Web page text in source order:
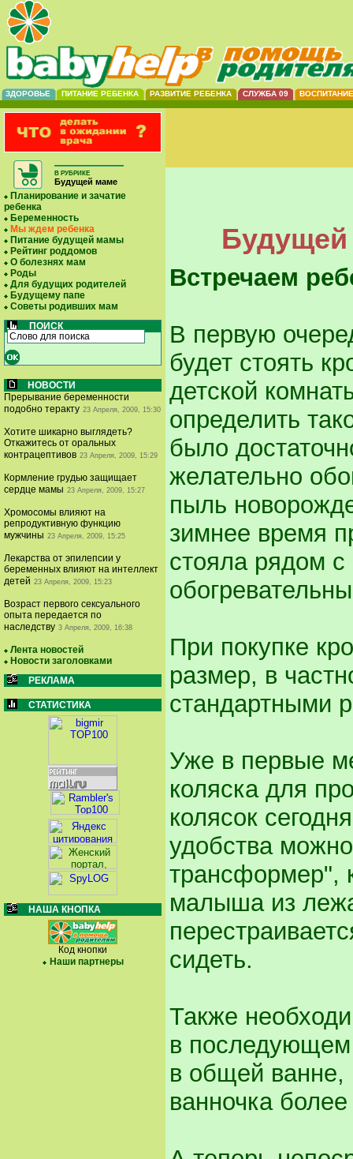
ЗДОРОВЬЕ ПИТАНИЕ РЕБЕНКА РАЗВИТИЕ РЕБЕНКА СЛУЖБА 09 ВОСПИТАНИЕ
В РУБРИКЕ
Будущей маме
Планирование и зачатие
ребенка
Беременность
Мы ждем ребенка
Питание будущей мамы
Рейтинг роддомов
О болезнях мам
Роды
Для будущих родителей
Будущему папе
Советы родивших мам
ПОИСК
НОВОСТИ
Прерывание беременности
подобно теракту 23 Апреля, 2009, 15:30
Хотите шикарно выглядеть?
Откажитесь от оральных
контрацептивов 23 Апреля, 2009, 15:29
Кормление грудью защищает
сердце мамы 23 Апреля, 2009, 15:27
Хромосомы влияют на
репродуктивную функцию
мужчины 23 Апреля, 2009, 15:25
Лекарства от эпилепсии у
беременных влияют на интеллект
детей 23 Апреля, 2009, 15:23
Возраст первого сексуального
опыта передается по
наследству 3 Апреля, 2009, 16:38
Лента новостей
Новости заголовками
РЕКЛАМА
СТАТИСТИКА
НАША КНОПКА
Код кнопки
Наши партнеры
Встречаем
В первую
будет стоять
детской
определить
было
желательно
пыль
зимнее время
стояла рядом с
При покупке
размер, в
стандартными
Уже в первые
коляска для
колясок
удобства
трансформер",
малыша из
сидеть.
Также
в последующем
в общей ванне,
ванночка